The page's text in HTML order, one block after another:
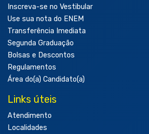
Inscreva-se no Vestibular
Use sua nota do ENEM
Transferência Imediata
Segunda Graduação
Bolsas e Descontos
Regulamentos
Área do(a) Candidato(a)
Links úteis
Atendimento
Localidades